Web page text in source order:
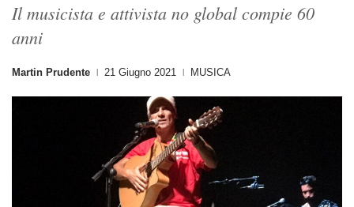
Il musicista e attivista no global compie 60
anni
Martin Prudente 21 Giugno 2021 MUSICA